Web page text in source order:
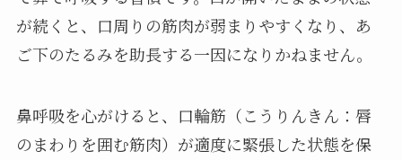
が続くと、口周りの筋肉が弱まりやすくなり、あ
ご下のたるみを助長する一因になりかねません。
鼻呼吸を心がけると、口輪筋（こうりんきん：唇
のまわりを囲む筋肉）が適度に緊張した状態を保